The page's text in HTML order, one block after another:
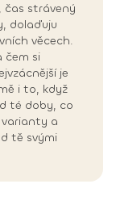
čas strávený
dolaďuju
věcech.
čem si
je
i to, když
té doby, co
varianty a
tě svými